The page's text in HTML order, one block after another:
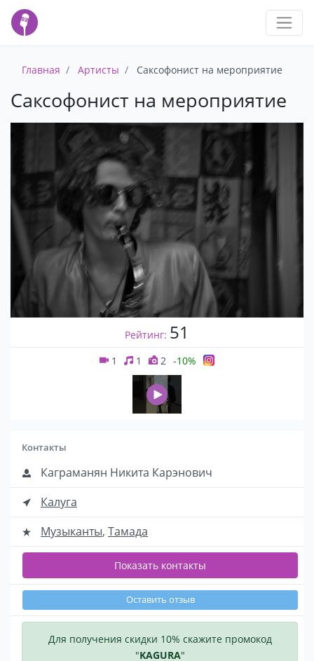
Главная Артисты Саксофонист на мероприятие
Саксофонист на мероприятие
Рейтинг: 51
1 1 2 -10%
Контакты
Каграманян Никита Карэнович
Калуга
Музыканты, Тамада
Показать контакты
Оставить отзыв
Для получения скидки 10% скажите промокод
"KAGURA"